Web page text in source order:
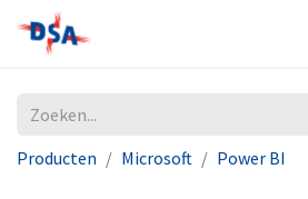
Producten Microsoft Power BI